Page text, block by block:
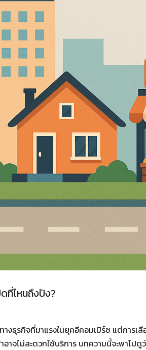
ที่ไหนถึงปัง?
งธุรกิจที่มาแรงในยุคอีคอมเมิร์ซ แต่การ
าจไม่สะดวกใช้บริการ บทความนี้จะพาไป